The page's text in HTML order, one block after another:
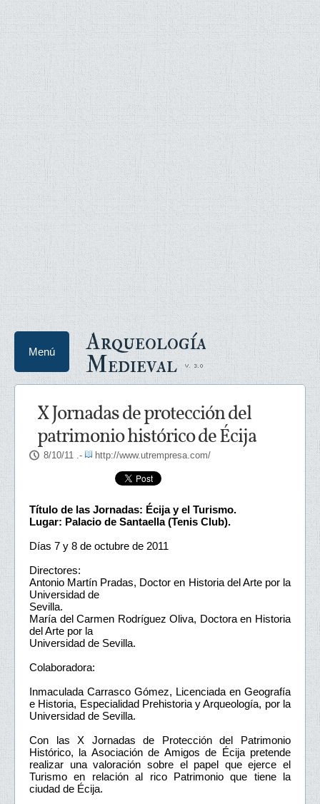
Arqueología
Medieval
Menú
X Jornadas de protección del
patrimonio histórico de Écija
8/10/11 .- http://www.utrempresa.com/
Título de las Jornadas: Écija y el Turismo.
Lugar: Palacio de Santaella (Tenis Club).
Días 7 y 8 de octubre de 2011
Directores:
Antonio Martín Pradas, Doctor en Historia del Arte por la
Universidad de
Sevilla.
María del Carmen Rodríguez Oliva, Doctora en Historia
del Arte por la
Universidad de Sevilla.
Colaboradora:
Inmaculada Carrasco Gómez, Licenciada en Geografía
e Historia, Especialidad Prehistoria y Arqueología, por la
Universidad de Sevilla.
Con las X Jornadas de Protección del Patrimonio
Histórico, la Asociación de Amigos de Écija pretende
realizar una valoración sobre el papel que ejerce el
Turismo en relación al rico Patrimonio que tiene la
ciudad de Écija.